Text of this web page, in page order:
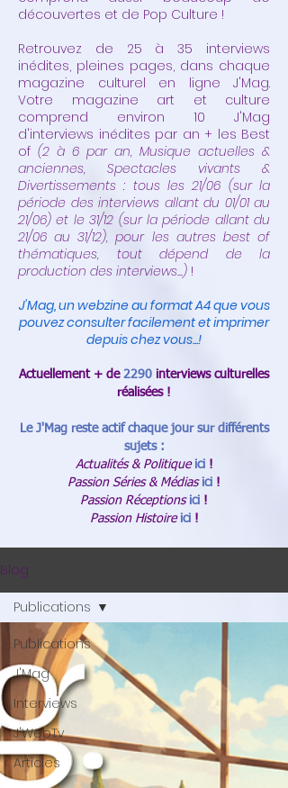
découvertes et de Pop Culture !
Retrouvez de 25 à 35 interviews
inédites, pleines pages, dans chaque
magazine culturel en ligne J'Mag.
Votre magazine art et culture
comprend environ 10 J'Mag
d'interviews inédites par an + les Best
of (2 à 6 par an, Musique actuelles &
anciennes, Spectacles vivants &
Divertissements : tous les 21/06 (sur la
période des interviews allant du 01/01 au
21/06) et le 31/12 (sur la période allant du
21/06 au 31/12), pour les autres best of
thématiques, tout dépend de la
production des interviews...) !
J'Mag, un webzine au format A4 que vous
pouvez consulter facilement et imprimer
depuis chez vous...!
Actuellement + de 2290 interviews culturelles
réalisées !
Le J'Mag reste actif chaque jour sur différents
sujets :
Actualités & Politique ici!
Passion Séries & Médias ici !
Passion Réceptions ici !
Passion Histoire ici !
Blog
Publications
J'Mag
Interviews
J'WebTv
Articles
Publications